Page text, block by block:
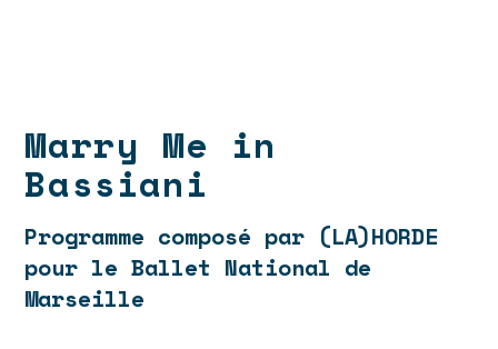
Marry Me in
Bassiani
Programme composé par (LA)HORDE
pour le Ballet National de
Marseille